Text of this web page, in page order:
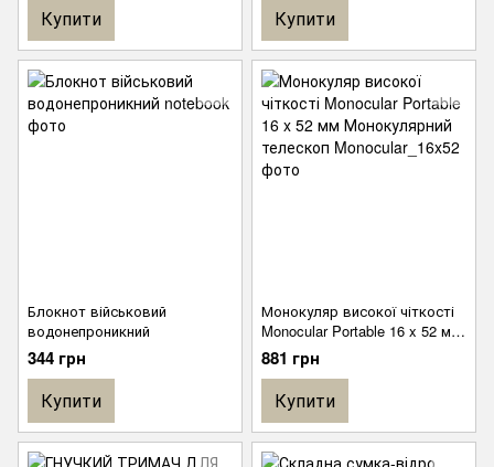
Купити Купити
Блокнот військовий
водонепроникний
344 грн
Купити
Монокуляр високої чіткості
Monocular Portable 16 x 52 мм
Монокулярний телескоп
881 грн
Купити